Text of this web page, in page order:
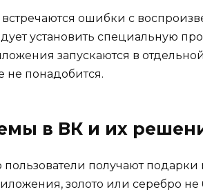
ошибки с
установить специальную
запускаются в
не понадобится.
в ВК и их
получают
золото или серебро